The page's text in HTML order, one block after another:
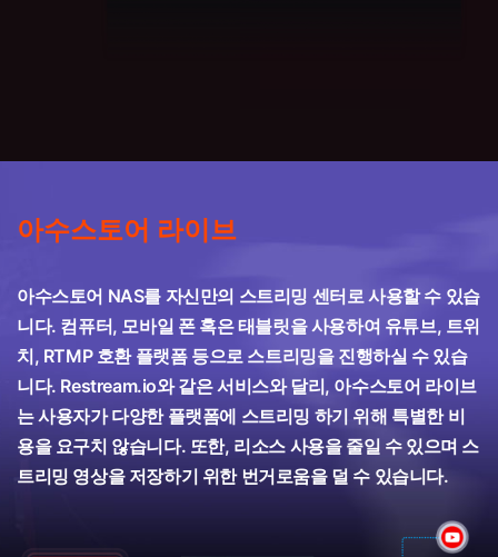
아수스토어 라이브
아수스토어 NAS를 자신만의 스트리밍 센터로 사용할 수 있습
니다. 컴퓨터, 모바일 폰 혹은 태블릿을 사용하여 유튜브, 트위
치, RTMP 호환 플랫폼 등으로 스트리밍을 진행하실 수 있습
니다. Restream.io와 같은 서비스와 달리, 아수스토어 라이브
는 사용자가 다양한 플랫폼에 스트리밍 하기 위해 특별한 비
용을 요구치 않습니다. 또한, 리소스 사용을 줄일 수 있으며 스
트리밍 영상을 저장하기 위한 번거로움을 덜 수 있습니다.